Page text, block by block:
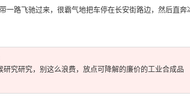
带一路飞驰过来，很霸气地把车停在长安街路边，然后直奔
研究研究，别这么浪费，放点 可降解的廉价的工业合成品